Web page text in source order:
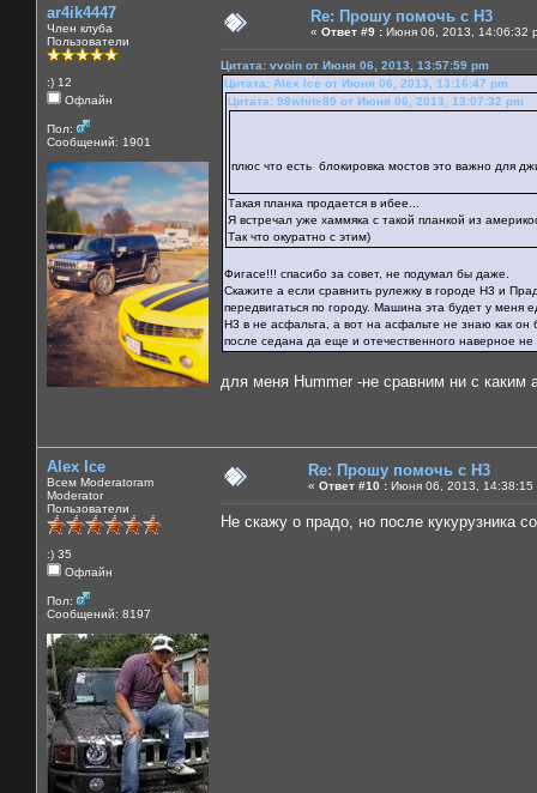
ar4ik4447
Член клуба
Пользователи
:) 12
Офлайн
Пол:
Сообщений: 1901
Re: Прошу помочь с Н3
« Ответ #9 : Июня 06, 2013, 14:06:32
Цитата: vvoin от Июня 06, 2013, 13:57:59 pm
Цитата: Alex Ice от Июня 06, 2013, 13:16:47 pm
Цитата: 98white89 от Июня 06, 2013, 13:07:32 pm
плюс что есть блокировка мостов это важно для
Такая планка продается в ибее...
Я встречал уже хаммяка с такой планкой из
Так что окуратно с этим)
Фигасе!!! спасибо за совет, не подумал бы даже.
Скажите а если сравнить рулежку в городе Н3 и
передвигаться по городу. Машина эта будет у меня
Н3 в не асфальта, а вот на асфальте не знаю как он
после седана да еще и отечественного наверное
для меня Hummer -не сравним ни с каким
Alex Ice
Всем Moderatoram
Moderator
Пользователи
:) 35
Офлайн
Пол:
Сообщений: 8197
Re: Прошу помочь с Н3
« Ответ #10 : Июня 06, 2013, 14:38:15
Не скажу о прадо, но после кукурузника